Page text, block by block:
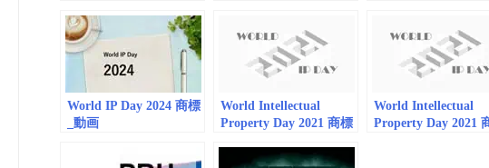
World IP Day 2024 商標
_動画
World Intellectual
Property Day 2021 商標
World Intellectual
Property Day 2021